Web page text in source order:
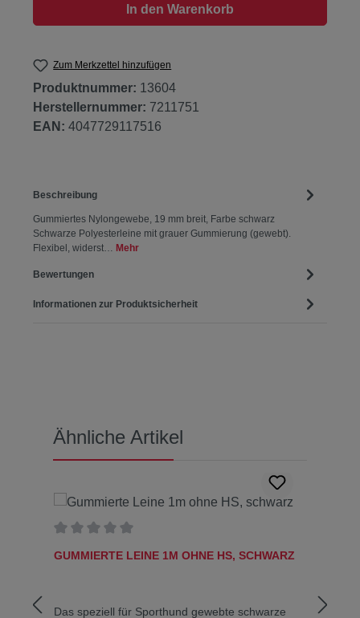
In den Warenkorb
Zum Merkzettel hinzufügen
Produktnummer: 13604
Herstellernummer: 7211751
EAN: 4047729117516
Beschreibung
Gummiertes Nylongewebe, 19 mm breit, Farbe schwarz
Schwarze Polyesterleine mit grauer Gummierung (gewebt).
Flexibel, widerst… Mehr
Bewertungen
Informationen zur Produktsicherheit
Produktgalerie überspringen
Ähnliche Artikel
GUMMIERTE LEINE 1M OHNE HS, SCHWARZ
Das speziell für Sporthund gewebte schwarze